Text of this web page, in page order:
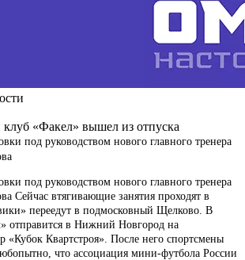
«Факел» вышел из отпуска
под руководством нового главного тренера
под руководством нового главного тренера
Сейчас втягивающие занятия проходят в
переедут в подмосковный Щелково. В
отправится в Нижний Новгород на
«Кубок Квартстроя». После него спортсмены
что ассоциация мини-футбола России